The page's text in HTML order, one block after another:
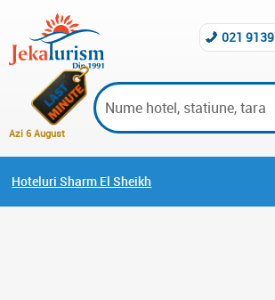
Azi 6 August
021 9139
Hoteluri Sharm El Sheikh